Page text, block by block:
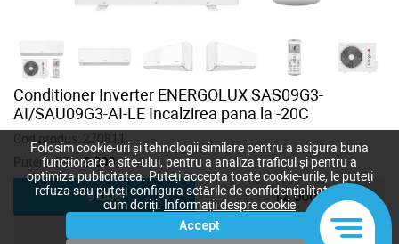
Conditioner Inverter ENERGOLUX SAS09G3-
AI/SAU09G3-AI-LE Incalzirea pana la -20C
Cod produs: 270811
Putere, BTU:9 000
9 000 12 000
Folosim cookie-uri și tehnologii similare pentru a asigura buna
funcționare a site-ului, pentru a analiza traficul și pentru a
optimiza publicitatea. Puteți accepta toate cookie-urile, le puteți
refuza sau puteți configura setările de confidențialitate după
cum doriți.
Informații despre cookie
Accept